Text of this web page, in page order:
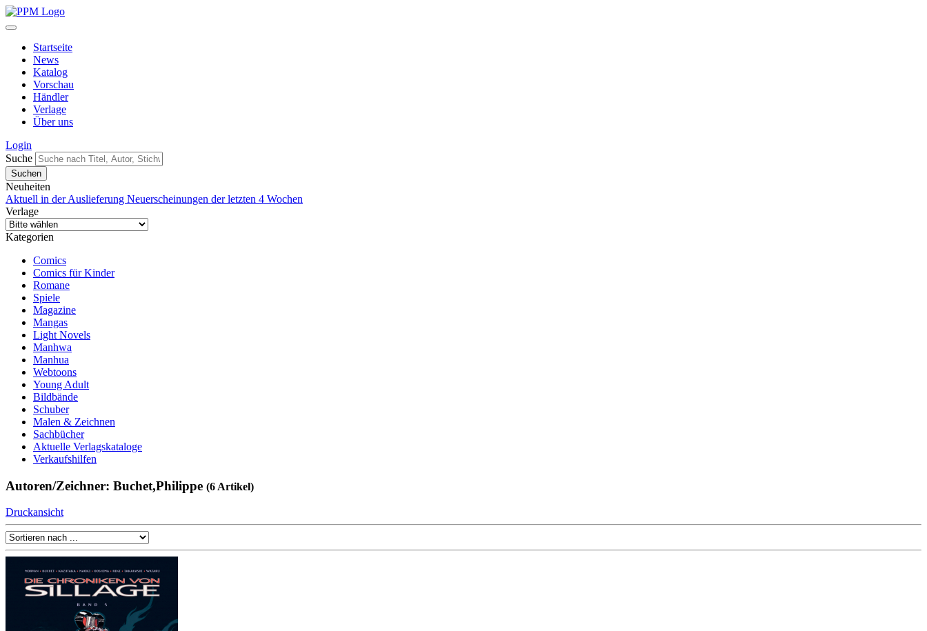
Startseite
News
Katalog
Vorschau
Händler
Verlage
Über uns
Login
Suche
Neuheiten
Aktuell in der Auslieferung Neuerscheinungen der letzten 4 Wochen
Verlage
Kategorien
Comics
Comics für Kinder
Romane
Spiele
Magazine
Mangas
Light Novels
Manhwa
Manhua
Webtoons
Young Adult
Bildbände
Schuber
Malen & Zeichnen
Sachbücher
Aktuelle Verlagskataloge
Verkaufshilfen
Autoren/Zeichner: Buchet,Philippe (6 Artikel)
Druckansicht